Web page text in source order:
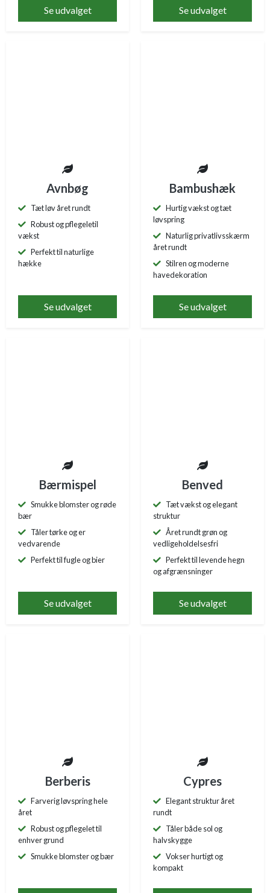
Se udvalget Se udvalget
Avnbøg
Tæt løv året rundt
Robust og pflegeletil
vækst
Perfekt til naturlige
hække
Se udvalget
Bambushæk
Hurtig vækst og tæt
løvspring
Naturlig privatlivsskærm
året rundt
Stilren og moderne
havedekoration
Se udvalget
Bærmispel
Smukke blomster og røde
bær
Tåler tørke og er
vedvarende
Perfekt til fugle og bier
Se udvalget
Benved
Tæt vækst og elegant
struktur
Året rundt grøn og
vedligeholdelsesfri
Perfekt til levende hegn
og afgrænsninger
Se udvalget
Berberis
Farverig løvspring hele
året
Robust og pflegelet til
enhver grund
Smukke blomster og bær
Cypres
Elegant struktur året
rundt
Tåler både sol og
halvskygge
Vokser hurtigt og
kompakt